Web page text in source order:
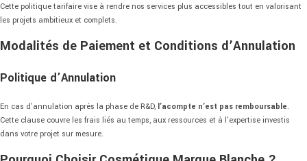
Cette politique tarifaire vise à rendre nos services plus accessibles tout en valorisant
les projets ambitieux et complets.
Modalités de Paiement et Conditions d’Annulation
Politique d’Annulation
En cas d’annulation après la phase de R&D, l’acompte n’est pas remboursable.
Cette clause couvre les frais liés au temps, aux ressources et à l’expertise investis
dans votre projet sur mesure.